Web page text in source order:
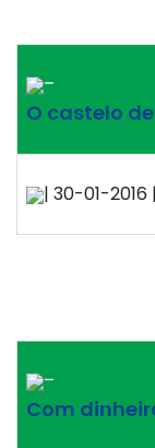
–
O castelo
| 30-01-2016
–
Com